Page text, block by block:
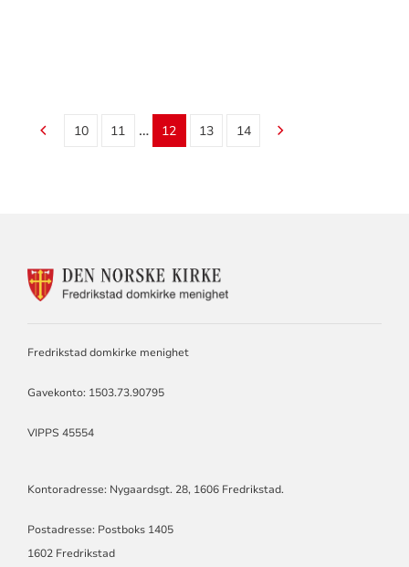
10 11 … 12 13 14
FOR
Fredrikstad domkirke menighet
Gavekonto: 1503.73.90795
VIPPS 45554
Kontoradresse: Nygaardsgt. 28, 1606 Fredrikstad.
Postadresse: Postboks 1405
1602 Fredrikstad